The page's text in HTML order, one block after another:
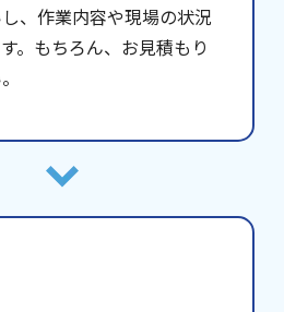
、作業内容や現場の状況
。もちろん、お見積もり